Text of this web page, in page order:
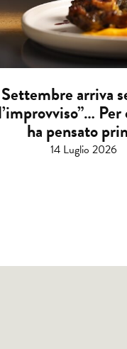
Settembre arriva
ha pensato
14 Luglio 2026